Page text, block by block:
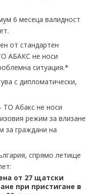
6 месеца валидност
от стандартен
АБАКС не носи
ситуация.*
с дипломатически,
ТО Абакс не носи
режим за влизане
за граждани на
спрямо летище
от 27 щатски
при пристигане в